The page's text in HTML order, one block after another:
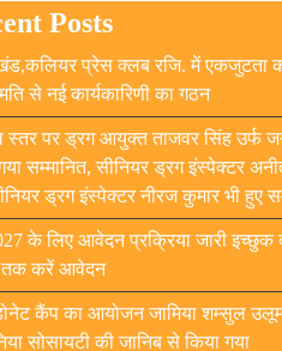
Posts
प्रेस क्लब रजि. में एकजुटता
से नई कार्यकारिणी का गठन
पर ड्रग आयुक्त ताजवर सिंह उर्फ
सम्मानित, सीनियर ड्रग इंस्पेक्टर
ड्रग इंस्पेक्टर नीरज कुमार भी हुए
के लिए आवेदन प्रक्रिया जारी इच्छुक
तक करें आवेदन
कैंप का आयोजन जामिया शम्सुल उलूम
सोसायटी की जानिब से किया गया